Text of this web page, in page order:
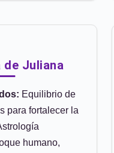
Juliana
Equilibrio de
para fortalecer la
humano,